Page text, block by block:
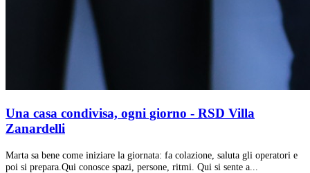
Una casa condivisa, ogni giorno - RSD Villa
Zanardelli
Marta sa bene come iniziare la giornata: fa colazione, saluta gli operatori e
poi si prepara.Qui conosce spazi, persone, ritmi. Qui si sente a...